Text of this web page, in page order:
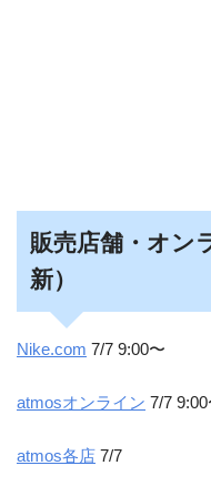
販売店舗・オン
新）
Nike.com 7/7 9:00〜
atmosオンライン 7/7 9:00
atmos各店 7/7